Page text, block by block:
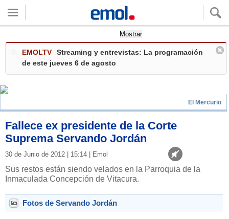
Mostrar
EMOLTV
Streaming y entrevistas: La programación
de este jueves 6 de agosto
El Mercurio
Fallece ex presidente de la Corte
Suprema Servando Jordán
30 de Junio de 2012 | 15:14 | Emol
Sus restos están siendo velados en la Parroquia de la
Inmaculada Concepción de Vitacura.
Fotos de Servando Jordán